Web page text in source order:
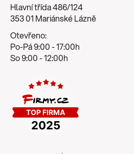
Hlavní třída 486/124
353 01 Mariánské Lázně
Otevřeno:
Po-Pá 9:00 - 17:00h
So 9:00 - 12:00h